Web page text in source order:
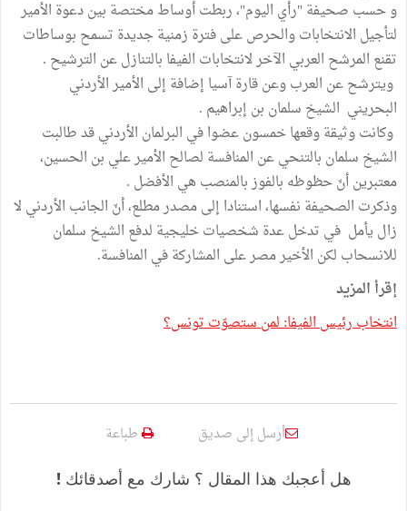
و حسب صحيفة "رأي اليوم"، ربطت أوساط مختصة بين دعوة الأمير
لتأجيل الانتخابات والحرص على فترة زمنية جديدة تسمح بوساطات
تقنع المرشح العربي الآخر لانتخابات الفيفا بالتنازل عن الترشيح .
ويترشح عن العرب وعن قارة آسيا إضافة إلى الأمير الأردني
البحريني الشيخ سلمان بن إبراهيم .
وكانت وثيقة وقعها خمسون عضوا في البرلمان الأردني قد طالبت
الشيخ سلمان بالتنحي عن المنافسة لصالح الأمير علي بن الحسين،
معتبرين أنّ حظوظه بالفوز بالمنصب هي الأفضل .
وذكرت الصحيفة نفسها، استنادا إلى مصدر مطلع، أنّ الجانب الأردني لا
زال يأمل في تدخل عدة شخصيات خليجية لدفع الشيخ سلمان
للانسحاب لكن الأخير مصر على المشاركة في المنافسة.
إقرأ المزيد
انتخاب رئيس الفيفا: لمن ستصوّت تونس؟
أرسل إلى صديق طباعة
هل أعجبك هذا المقال ؟ شارك مع أصدقائك !